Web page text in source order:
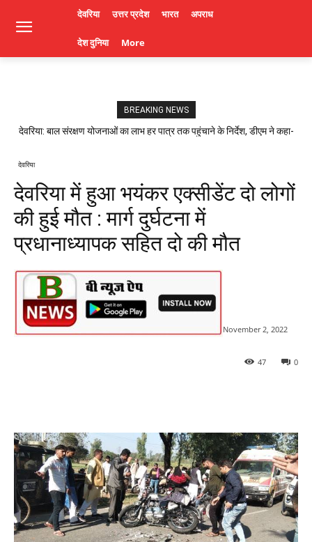
देवरिया उत्तर प्रदेश भारत अपराध
देश दुनिया More
BREAKING NEWS
देवरिया: बाल संरक्षण योजनाओं का लाभ हर पात्र तक पहुंचाने के निर्देश, डीएम ने कहा-
देवरिया
देवरिया में हुआ भयंकर एक्सीडेंट दो लोगों
की हुई मौत : मार्ग दुर्घटना में
प्रधानाध्यापक सहित दो की मौत
November 2, 2022
0
47